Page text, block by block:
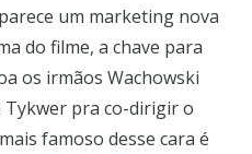
um marketing nova
do filme, a chave para
os irmãos Wachowski
pra co-dirigir o
famoso desse cara é